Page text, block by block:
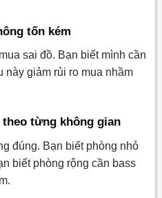
tốn kém
sai đồ. Bạn biết mình cần
này giảm rủi ro mua nhầm
từng không gian
đúng. Bạn biết phòng nhỏ
biết phòng rộng cần bass